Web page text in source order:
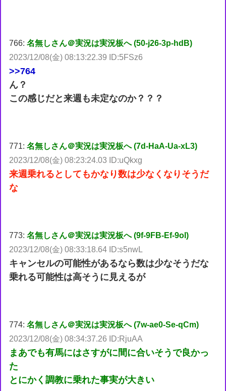
766:名無しさん＠実況は実況板へ (50-j26-3p-hdB)
2023/12/08(金) 08:13:22.39 ID:5FSz6
>>764
ん？
この感じだと来週も未定なのか？？？
771:名無しさん＠実況は実況板へ (7d-HaA-Ua-xL3)
2023/12/08(金) 08:23:24.03 ID:uQkxg
来週乗れるとしてもかなり数は少なくなりそうだ
な
773:名無しさん＠実況は実況板へ (9f-9FB-Ef-9ol)
2023/12/08(金) 08:33:18.64 ID:s5nwL
キャンセルの可能性があるなら数は少なそうだな
乗れる可能性は高そうに見えるが
774:名無しさん＠実況は実況板へ (7w-ae0-Se-qCm)
2023/12/08(金) 08:34:37.26 ID:RjuAA
まあでも有馬にはさすがに間に合いそうで良かっ
た
とにかく調教に乗れた事実が大きい